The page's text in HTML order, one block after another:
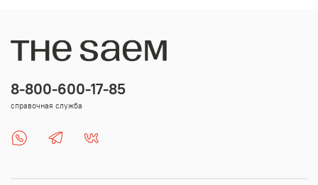
8-800-600-17-85
справочная служба